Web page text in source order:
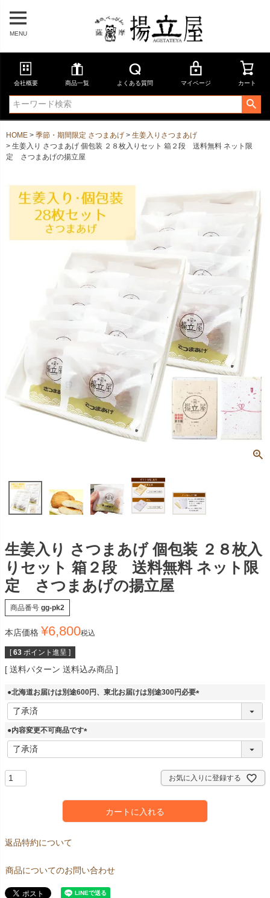
MENU
会社概要 商品一覧 よくある質問 マイページ カート
HOME 季節・期間限定 さつまあげ
生姜入りさつまあげ
生姜入り さつまあげ 個包装 ２８枚入りセット 箱２段 送料無料 ネット限
定 さつまあげの揚立屋
生姜入り さつまあげ 個包装 ２８枚入
りセット 箱２段 送料無料 ネット限
定 さつまあげの揚立屋
商品番号 gg-pk2
本店価格 ¥6,800税込
[ 63 ポイント進呈 ]
送料パターン 送料込み商品
●北海道お届けは別途600円、東北お届けは別途300円必要
(
●内容変更不可商品です
(
お気に入りに登録する
カートに入れる
返品特約について
商品についてのお問い合わせ